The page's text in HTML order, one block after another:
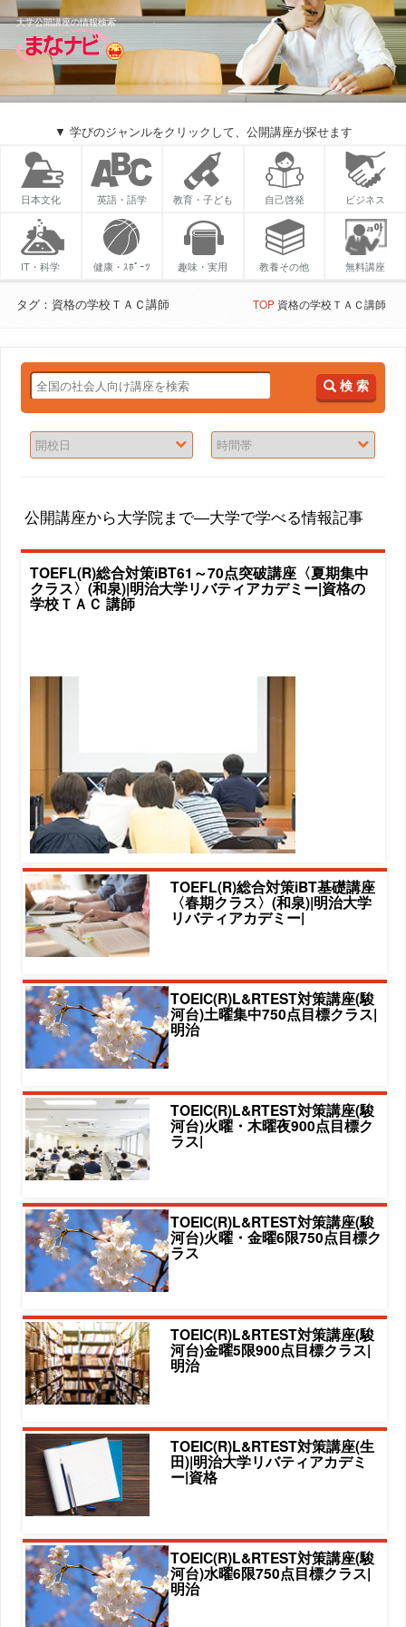
大学公開講座の情報検索
▼ 学びのジャンルをクリックして、公開講座が探せます
日本文化 英語・語学 教育・子ども 自己啓発 ビジネス
IT・科学 健康・ｽﾎﾟｰﾂ 趣味・実用 教養その他 無料講座
タグ：資格の学校ＴＡＣ講師 TOP資格の学校ＴＡＣ講師
検 索
公開講座から大学院まで―大学で学べる情報記事
TOEFL(R)総合対策iBT61～70点突破講座〈夏期集中
クラス〉(和泉)|明治大学リバティアカデミー|資格の
学校ＴＡＣ 講師
TOEFL(R)総合対策iBT基礎講座
〈春期クラス〉(和泉)|明治大学
リバティアカデミー|
TOEIC(R)L&RTEST対策講座(駿
河台)土曜集中750点目標クラス|
明治
TOEIC(R)L&RTEST対策講座(駿
河台)火曜・木曜夜900点目標ク
ラス|
TOEIC(R)L&RTEST対策講座(駿
河台)火曜・金曜6限750点目標ク
ラス
TOEIC(R)L&RTEST対策講座(駿
河台)金曜5限900点目標クラス|
明治
TOEIC(R)L&RTEST対策講座(生
田)|明治大学リバティアカデミ
ー|資格
TOEIC(R)L&RTEST対策講座(駿
河台)水曜6限750点目標クラス|
明治